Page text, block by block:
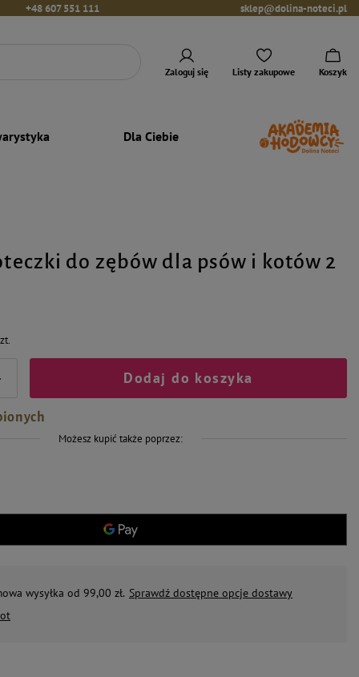
+48 607 551 111 sklep@dolina-noteci.pl
Zaloguj się Listy zakupowe Koszyk
Dla Ciebie
do zębów dla psów i kotów 2
Dodaj do koszyka
Możesz kupić także poprzez:
wysyłka od 99,00 zł. Sprawdź dostępne opcje dostawy